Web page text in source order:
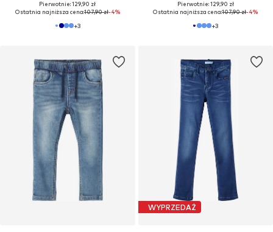
Pierwotnie: 129,90 zł
Ostatnia najniższa cena:107,90 zł-4%
+3
Pierwotnie: 129,90 zł
Ostatnia najniższa cena:107,90 zł-4%
+3
WYPRZEDAŻ